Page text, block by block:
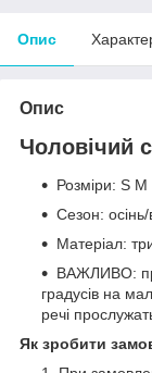
Опис
Опис
Чоловічий
Розміри: S M
Сезон:
Матеріал:
ВАЖЛИВО:
градусів на
речі
Як зробити